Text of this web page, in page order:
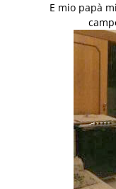
E mio papà